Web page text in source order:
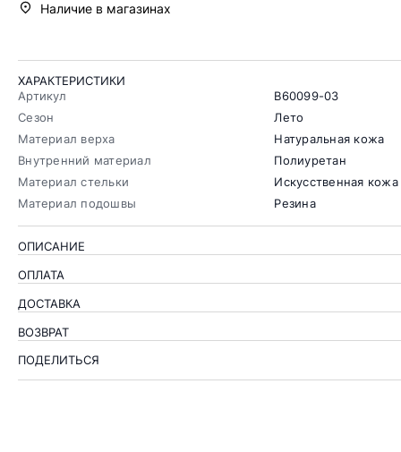
Наличие в магазинах
ХАРАКТЕРИСТИКИ
Артикул
B60099-03
Сезон
Лето
Материал верха
Натуральная кожа
Внутренний материал
Полиуретан
Материал стельки
Искусственная кожа
Материал подошвы
Резина
ОПИСАНИЕ
ОПЛАТА
ДОСТАВКА
ВОЗВРАТ
ПОДЕЛИТЬСЯ